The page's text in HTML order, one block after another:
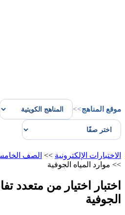
موقع المناهج>>
الاختبارات الإلكترونية >> الصف
>> موارد المياه الجوفية
اختبار اختيار من متعدد
الجوفية